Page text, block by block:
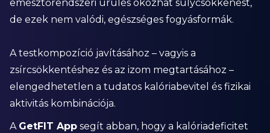
emésztőrendszeri ürülés okozhat súlycsökkenést,
de ezek nem valódi, egészséges fogyásformák.
A testkompozíció javításához – vagyis a
zsírcsökkentéshez és az izom megtartásához –
elengedhetetlen a tudatos kalóriabevitel és fizikai
aktivitás kombinációja.
A GetFIT App segít abban, hogy a kalóriadeficitet